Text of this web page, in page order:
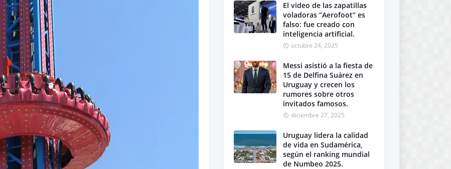
El video de las zapatillas
voladoras “Aerofoot” es
falso: fue creado con
inteligencia artificial.
octubre 24, 2025
Messi asistió a la fiesta de
15 de Delfina Suárez en
Uruguay y crecen los
rumores sobre otros
invitados famosos.
diciembre 27, 2025
Uruguay lidera la calidad
de vida en Sudamérica,
según el ranking mundial
de Numbeo 2025.